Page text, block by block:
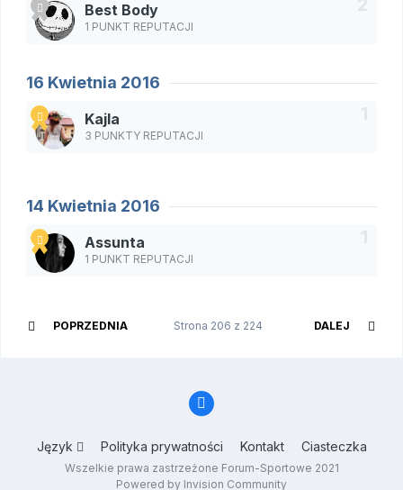
Best Body
1 PUNKT REPUTACJI
16 Kwietnia 2016
Kajla
3 PUNKTY REPUTACJI
14 Kwietnia 2016
Assunta
1 PUNKT REPUTACJI
POPRZEDNIA DALEJ
Strona 206 z 224
Język Polityka prywatności Kontakt Ciasteczka
Wszelkie prawa zastrzeżone Forum-Sportowe 2021
Powered by Invision Community